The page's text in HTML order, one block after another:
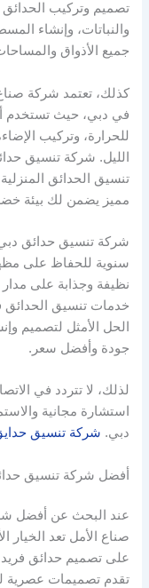
تصميم وتركيب الحدائق
والنباتات، وإنشاء
جميع الأذواق
كذلك، تعتمد شركة
في دبي، حيث تستخدم
للحرارة، وتركيب
الليل. شركة تنسيق
تنسيق الحدائق
مميز يضمن لك بيئة
شركة تنسيق حدائق
سنوية للحفاظ على
نظيفة وجذابة على
خدمات تنسيق
الحل الأمثل لتصميم
جودة وأفضل سعر.
لذلك، لا تتردد في
استشارة مجانية
دبي. شركة تنسيق
أفضل شركة تنسيق
عند البحث عن أفضل
صناع الأمل تعد الخيار
على تصميم حدائق
تقدم تصميمات عصرية